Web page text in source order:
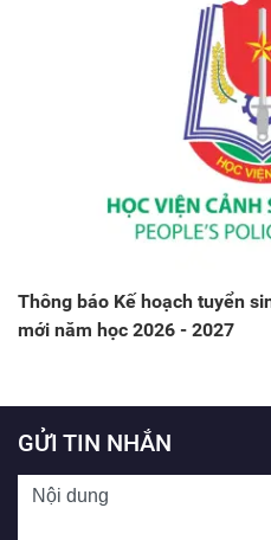
Thông báo Kế hoạch tuyển
mới năm học 2026 - 2027
GỬI TIN NHẮN